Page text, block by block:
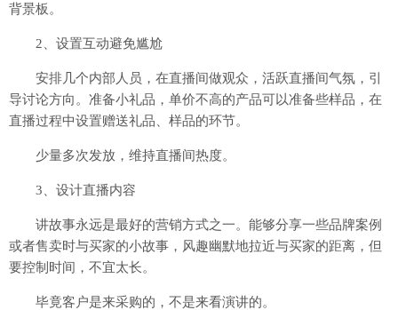
背景板。
2、设置互动避免尴尬
安排几个内部人员，在直播间做观众，活跃直播间气氛，引
导讨论方向。准备小礼品，单价不高的产品可以准备些样品，在
直播过程中设置赠送礼品、样品的环节。
少量多次发放，维持直播间热度。
3、设计直播内容
讲故事永远是最好的营销方式之一。能够分享一些品牌案例
或者售卖时与买家的小故事，风趣幽默地拉近与买家的距离，但
要控制时间，不宜太长。
毕竟客户是来采购的，不是来看演讲的。